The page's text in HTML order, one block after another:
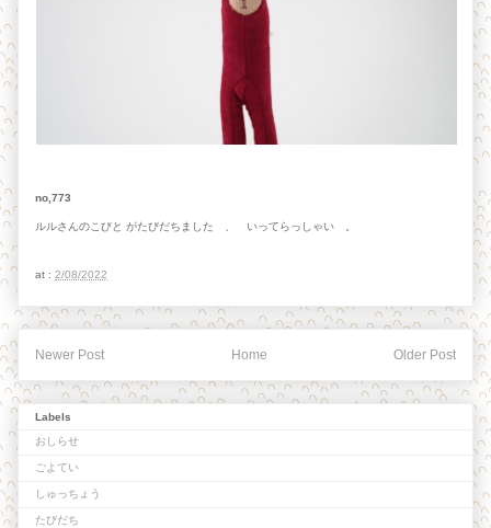
no,773
ルルさんのこびと がたびだちました 、 いってらっしゃい 。
at : 2/08/2022
Newer Post Older Post
Home
Labels
おしらせ
ごよてい
しゅっちょう
たびだち